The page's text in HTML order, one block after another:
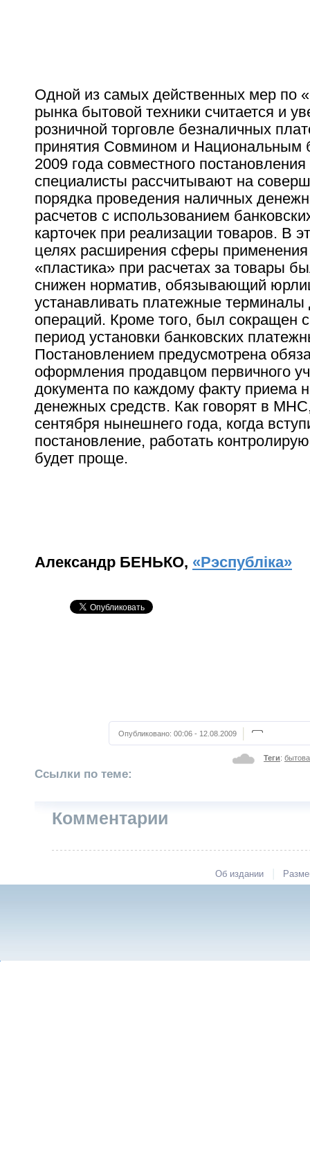
Одной из самых действенных мер по
рынка бытовой техники считается и
розничной торговле безналичных
принятия Совмином и Национальным
2009 года совместного
специалисты рассчитывают на
порядка проведения наличных
расчетов с использованием
карточек при реализации товаров. В
целях расширения сферы применения
«пластика» при расчетах за товары
снижен норматив, обязывающий
устанавливать платежные терминалы
операций. Кроме того, был сокращен
период установки банковских
Постановлением предусмотрена
оформления продавцом первичного
документа по каждому факту приема
денежных средств. Как говорят в
сентября нынешнего года, когда
постановление, работать
будет проще.
Александр БЕНЬКО, «Рэспублiка»
Опубликовано: 00:06 - 12.08.2009
Теги:
Ссылки по теме:
Комментарии
Об издании |